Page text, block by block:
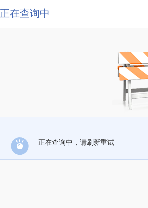
正在查询中
正在查询中，请刷新重试